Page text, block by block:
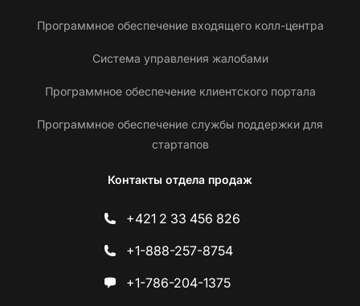
Программное обеспечение входящего колл-центра
Система управления жалобами
Программное обеспечение клиентского портала
Программное обеспечение службы поддержки для
стартапов
Контакты отдела продаж
+421 2 33 456 826
+1-888-257-8754
+1-786-204-1375